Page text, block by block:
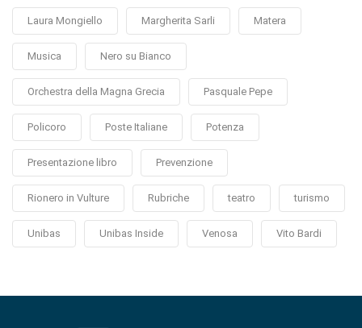
Laura Mongiello Margherita Sarli Matera
Musica Nero su Bianco
Orchestra della Magna Grecia Pasquale Pepe
Policoro Poste Italiane Potenza
Presentazione libro Prevenzione
Rionero in Vulture Rubriche teatro turismo
Unibas Unibas Inside Venosa Vito Bardi